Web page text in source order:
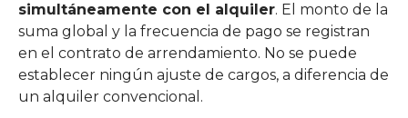
simultáneamente con el alquiler. El monto de la
suma global y la frecuencia de pago se registran
en el contrato de arrendamiento. No se puede
establecer ningún ajuste de cargos, a diferencia de
un alquiler convencional.